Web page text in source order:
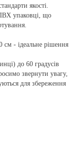
якості.
упаковці, що
см - ідеальне рішення
до 60 градусів
звернути увагу,
для збереження